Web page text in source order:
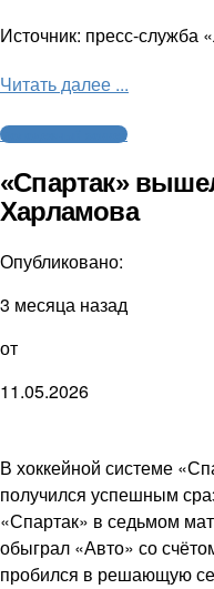
Источник: пресс-служба
Читать далее ...
Молодежный хоккей
«Спартак»
Харламова
Опубликовано:
3 месяца назад
от
11.05.2026
В хоккейной системе
получился успешным
«Спартак» в седьмом
обыграл «Авто» со
пробился в решающую